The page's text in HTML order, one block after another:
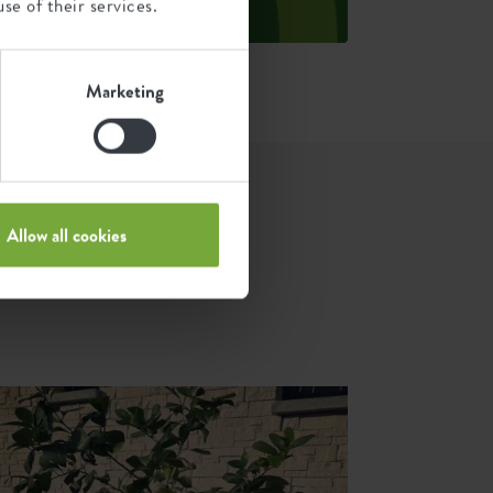
Marketing
Allow all cookies
Anthesis 2023